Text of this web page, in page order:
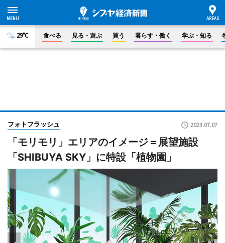
29°C 食べる 見る・遊ぶ 買う 暮らす・働く 学ぶ・知る
フォトフラッシュ 2023.07.07
「モリモリ」エリアのイメージ＝展望施設
「SHIBUYA SKY」に特設「植物園」